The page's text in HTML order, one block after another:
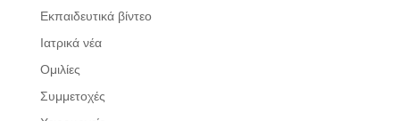
Εκπαιδευτικά βίντεο
Ιατρικά νέα
Ομιλίες
Συμμετοχές